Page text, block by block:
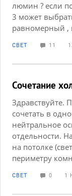
люмин ? если
3 может
равномерный ,
СВЕТ 11
Сочетание
Здравствуйте.
сочетать в
нейтральное
отдельности.
на потолке
периметру
СВЕТ 0 1